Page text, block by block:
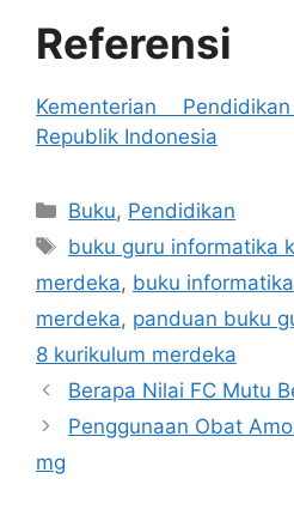
Referensi
Kementerian
Republik Indonesia
Categories
Buku, Pendidikan
Tags
buku guru informatika
merdeka, buku
merdeka, panduan buku
8 kurikulum merdeka
Berapa Nilai FC Mutu
Penggunaan Obat
mg